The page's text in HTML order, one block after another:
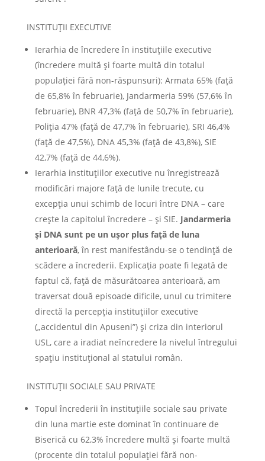
INSTITUŢII EXECUTIVE
Ierarhia de încredere în instituţiile executive
(încredere multă şi foarte multă din totalul
populaţiei fără non-răspunsuri): Armata 65% (faţă
de 65,8% în februarie), Jandarmeria 59% (57,6% în
februarie), BNR 47,3% (faţă de 50,7% în februarie),
Poliţia 47% (faţă de 47,7% în februarie), SRI 46,4%
(faţă de 47,5%), DNA 45,3% (faţă de 43,8%), SIE
42,7% (faţă de 44,6%).
Ierarhia instituţiilor executive nu înregistrează
modificări majore faţă de lunile trecute, cu
excepţia unui schimb de locuri între DNA – care
crește la capitolul încredere – şi SIE. Jandarmeria
şi DNA sunt pe un ușor plus față de luna
anterioară, în rest manifestându-se o tendință de
scădere a încrederii. Explicația poate fi legată de
faptul că, față de măsurătoarea anterioară, am
traversat două episoade dificile, unul cu trimitere
directă la percepția instituțiilor executive
(„accidentul din Apuseni”) și criza din interiorul
USL, care a iradiat neîncredere la nivelul întregului
spațiu instituțional al statului român.
INSTITUŢII SOCIALE SAU PRIVATE
Topul încrederii în instituţiile sociale sau private
din luna martie este dominat în continuare de
Biserică cu 62,3% încredere multă şi foarte multă
(procente din totalul populaţiei fără non-